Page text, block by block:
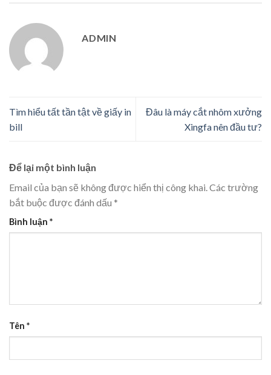
ADMIN
Tìm hiểu tất tần tật về giấy in
bill
Đâu là máy cắt nhôm xưởng
Xingfa nên đầu tư?
Để lại một bình luận
Email của bạn sẽ không được hiển thị công khai.Các trường
bắt buộc được đánh dấu *
Bình luận *
Tên *